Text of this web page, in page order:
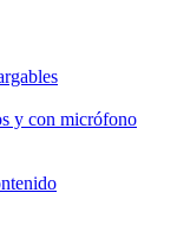
y con micrófono